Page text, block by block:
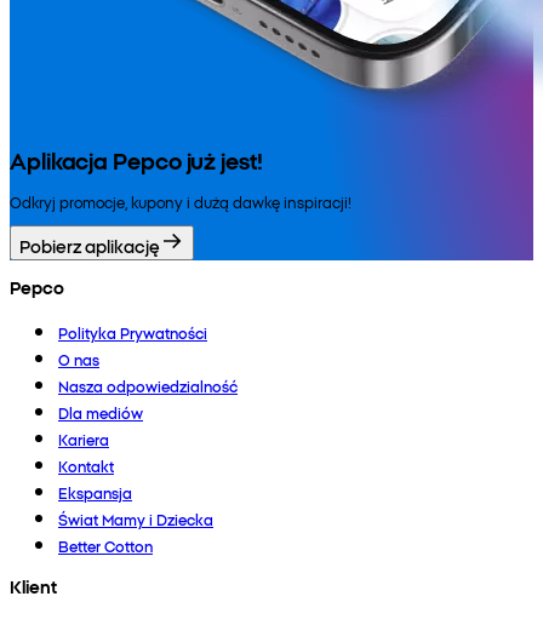
Aplikacja Pepco już jest!
Odkryj promocje, kupony i dużą dawkę inspiracji!
Pobierz aplikację
Pepco
Polityka Prywatności
O nas
Nasza odpowiedzialność
Dla mediów
Kariera
Kontakt
Ekspansja
Świat Mamy i Dziecka
Better Cotton
Klient